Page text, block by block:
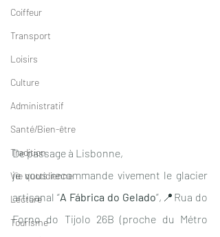
Coiffeur
Transport
Loisirs
Culture
Administratif
Santé/Bien-être
Tradition
Vie quotidienne
Lecture
Tourisme
De passage à Lisbonne,
je vous recommande vivement le glacier
artisanal “A Fábrica do Gelado”,📍Rua do
Forno do Tijolo 26B (proche du Métro